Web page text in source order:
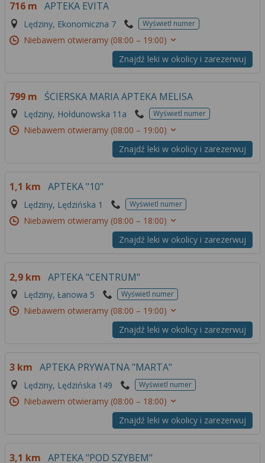
716 m APTEKA EVITA
Lędziny, Ekonomiczna 7 Wyświetl numer
Niebawem otwieramy (08:00 – 19:00)
Znajdź leki w okolicy i zarezerwuj
799 m ŚCIERSKA MARIA APTEKA MELISA
Lędziny, Hołdunowska 11a Wyświetl numer
Niebawem otwieramy (08:00 – 19:00)
Znajdź leki w okolicy i zarezerwuj
1,1 km APTEKA "10"
Lędziny, Lędzińska 1 Wyświetl numer
Niebawem otwieramy (08:00 – 18:00)
Znajdź leki w okolicy i zarezerwuj
2,9 km APTEKA "CENTRUM"
Lędziny, Łanowa 5 Wyświetl numer
Niebawem otwieramy (08:00 – 19:00)
Znajdź leki w okolicy i zarezerwuj
3 km APTEKA PRYWATNA "MARTA"
Lędziny, Lędzińska 149 Wyświetl numer
Niebawem otwieramy (08:00 – 18:00)
Znajdź leki w okolicy i zarezerwuj
3,1 km APTEKA "POD SZYBEM"